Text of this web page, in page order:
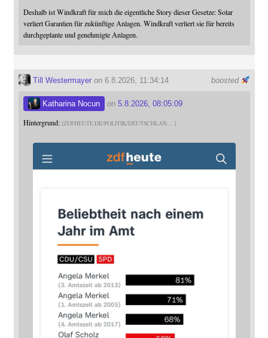
Deshalb ist Windkraft für mich die eigentliche Story dieser Gesetze: Solar
verliert Garantien für zukünftige Anlagen. Windkraft verliert sie für bereits
durchgeplante und genehmigte Anlagen.
boosted
Till Westermayeron 6.8.2026, 11:34:14
Katharina Nocun on 5.8.2026, 08:05:09
Hintergrund: ZDFHEUTE.DE/POLITIK/DEUTSCHLAN